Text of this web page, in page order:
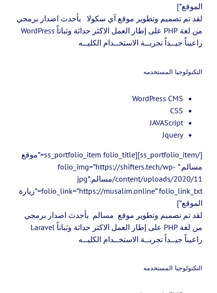
الموقع”]
لقد تم تصميم وتطوير موقع آي سكولا بأحدث اصدار برمجي
من لغة PHP على إطار العمل الاكثر حداثة وثباتاً WordPress
راعيناً جيــداً تجربــة الاستخــدام الكليــه
التكنولوجيا المستخدمه
WordPress CMS
CSS
JAVAScript
Jquery
[/ss_portfolio_item][ss_portfolio_item folio_title=”موقع
مسالم ” folio_img=”https://shifters.tech/wp-
content/uploads/2020/11/مسالم.jpg”
folio_link=”https://musalim.online” folio_link_txt=”زيارة
الموقع”]
لقد تم تصميم وتطوير موقع مسالم بأحدث اصدار برمجي
من لغة PHP على إطار العمل الاكثر حداثة وثباتاً Laravel
راعيناً جيــداً تجربــة الاستخــدام الكليــه
التكنولوجيا المستخدمه